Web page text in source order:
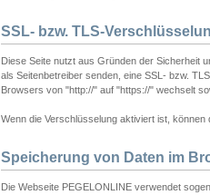
SSL- bzw. TLS-
Diese Seite nutzt aus Gründen der Sicherheit
als Seitenbetreiber senden, eine SSL- bzw.
Browsers von "http://" auf "https://" wechselt
Wenn die Verschlüsselung aktiviert ist,
Speicherung von Daten im
Die Webseite PEGELONLINE verwendet